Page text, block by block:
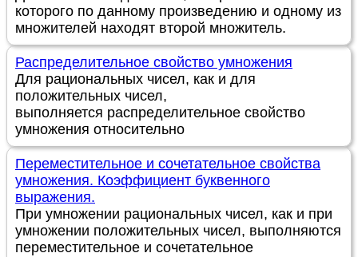
которого по данному произведению и одному из
множителей находят второй множитель.
Распределительное свойство умножения
Для рациональных чисел, как и для
положительных чисел,
выполняется распределительное свойство
умножения относительно
Переместительное и сочетательное свойства
умножения. Коэффициент буквенного
выражения.
При умножении рациональных чисел, как и при
умножении положительных чисел, выполняются
переместительное и сочетательное